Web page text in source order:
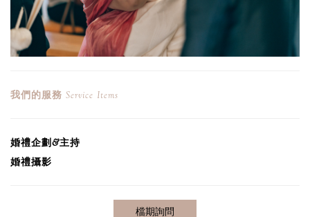
我們的服務 Service Items
婚禮企劃&主持
婚禮攝影